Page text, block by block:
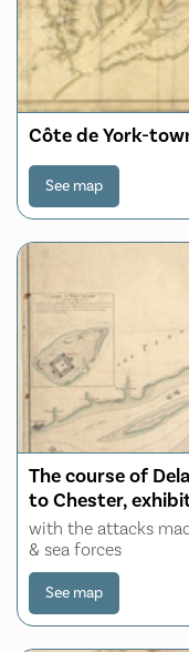
Côte de York-
See map
The course of
to Chester,
by the rebels to
with the attacks
& sea forces
See map